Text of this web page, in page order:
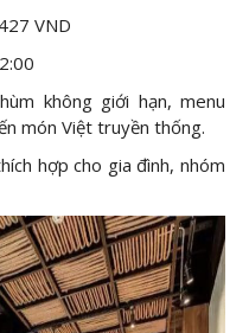
VND
không giới hạn, menu
món Việt truyền thống.
hợp cho gia đình, nhóm